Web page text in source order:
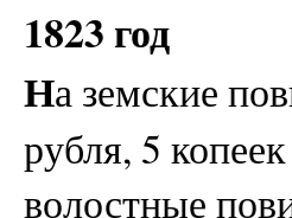
1823 год
На земские
рубля, 5
волостные